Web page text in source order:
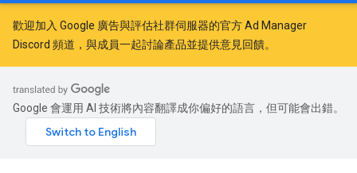
歡迎加入 Google 廣告與評估社群伺服器的官方 Ad Manager
Discord 頻道，與成員一起討論產品並提供意見回饋。
Google 會運用 AI 技術將內容翻譯成你偏好的語言，但可能會出錯。